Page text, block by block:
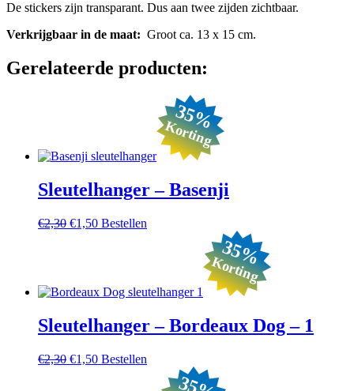
De stickers zijn transparant. Dus aan twee zijden zichtbaar.
Verkrijgbaar in de maat: Groot ca. 13 x 15 cm.
Gerelateerde producten:
35%
Korting
Sleutelhanger – Basenji
€2,30 Oorspronkelijke
€1,50Huidige
Bestellen
35%
Korting
Sleutelhanger – Bordeaux Dog – 1
€2,30 Oorspronkelijke
€1,50Huidige
Bestellen